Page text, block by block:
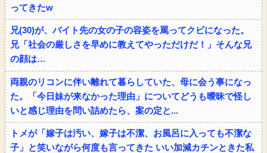
ってきたw
兄(30)が、バイト先の女の子の容姿を罵ってクビになった。
兄「社会の厳しさを早めに教えてやっただけだ！」そんな兄
の顔は…
両親のリコンに伴い離れて暮らしていた、母に会う事になっ
た。「今日妹が来なかった理由」についてどうも曖昧で怪し
いと感じ理由を問い詰めたら、案の定と...
トメが「嫁子は汚い、嫁子は不潔、お風呂に入っても不潔な
子」と笑いながら何度も言ってきた いい加減カチンときた私